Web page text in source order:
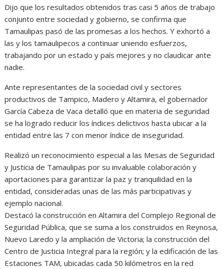
Dijo que los resultados obtenidos tras casi 5 años de trabajo
conjunto entre sociedad y gobierno, se confirma que
Tamaulipas pasó de las promesas a los hechos. Y exhortó a
las y los tamaulipecos a continuar uniendo esfuerzos,
trabajando por un estado y país mejores y no claudicar ante
nadie.
Ante representantes de la sociedad civil y sectores
productivos de Tampico, Madero y Altamira, el gobernador
García Cabeza de Vaca detalló que en materia de seguridad
se ha logrado reducir los índices delictivos hasta ubicar a la
entidad entre las 7 con menor índice de inseguridad.
Realizó un reconocimiento especial a las Mesas de Seguridad
y Justicia de Tamaulipas por su invaluable colaboración y
aportaciones para garantizar la paz y tranquilidad en la
entidad, consideradas unas de las más participativas y
ejemplo nacional.
Destacó la construcción en Altamira del Complejo Regional de
Seguridad Pública, que se suma a los construidos en Reynosa,
Nuevo Laredo y la ampliación de Victoria; la construcción del
Centro de Justicia Integral para la región; y la edificación de las
Estaciones TAM, ubicadas cada 50 kilómetros en la red